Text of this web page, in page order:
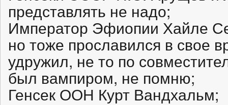
представлять не надо;
Император Эфиопии Хайле
но тоже прославился в свое
удружил, не то по
был вампиром, не помню;
Генсек ООН Курт Вандхальм;